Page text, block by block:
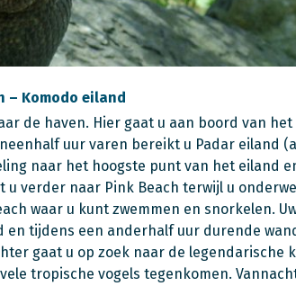
– Komodo eiland
de haven. Hier gaat u aan boord van het
uur varen bereikt u Padar eiland
naar het hoogste punt van het eiland
u verder naar Pink Beach terwijl u
waar u kunt zwemmen en snorkelen.
en tijdens een anderhalf uur durende
gaat u op zoek naar de legendarische
tropische vogels tegenkomen.